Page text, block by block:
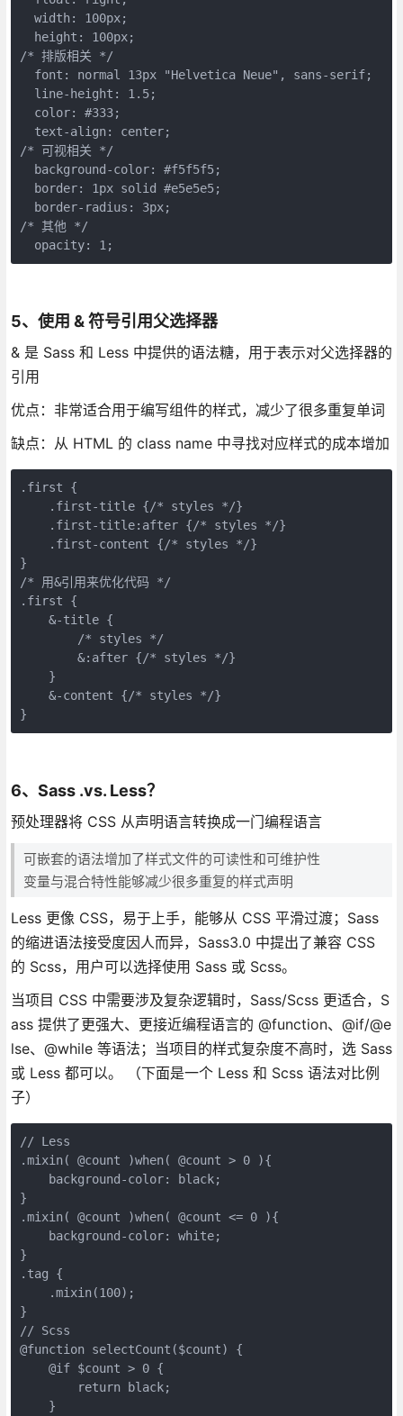
  width: 100px;
  height: 100px;
/* 排版相关 */
  font: normal 13px "Helvetica Neue", sans-serif;
  line-height: 1.5;
  color: #333;
  text-align: center;
/* 可视相关 */
  background-color: #f5f5f5;
  border: 1px solid #e5e5e5;
  border-radius: 3px;
/* 其他 */
  opacity: 1;
5、使用 & 符号引用父选择器
& 是 Sass 和 Less 中提供的语法糖，用于表示对父选择器的
引用
优点：非常适合用于编写组件的样式，减少了很多重复单词
缺点：从 HTML 的 class name 中寻找对应样式的成本增加
.first {
    .first-title {/* styles */}
    .first-title:after {/* styles */}
    .first-content {/* styles */}
}
/* 用&引用来优化代码 */
.first {
    &-title {
        /* styles */
        &:after {/* styles */}
    }
    &-content {/* styles */}
}
6、Sass .vs. Less？
预处理器将 CSS 从声明语言转换成一门编程语言
可嵌套的语法增加了样式文件的可读性和可维护性
变量与混合特性能够减少很多重复的样式声明
Less 更像 CSS，易于上手，能够从 CSS 平滑过渡；Sass
的缩进语法接受度因人而异，Sass3.0 中提出了兼容 CSS
的 Scss，用户可以选择使用 Sass 或 Scss。
当项目 CSS 中需要涉及复杂逻辑时，Sass/Scss 更适合，S
ass 提供了更强大、更接近编程语言的 @function、@if/@e
lse、@while 等语法；当项目的样式复杂度不高时，选 Sass
或 Less 都可以。 （下面是一个 Less 和 Scss 语法对比例
子）
// Less
.mixin( @count )when( @count > 0 ){
    background-color: black;
}
.mixin( @count )when( @count <= 0 ){
    background-color: white;
}
.tag {
    .mixin(100);
}
// Scss
@function selectCount($count) {
    @if $count > 0 {
        return black;
    }